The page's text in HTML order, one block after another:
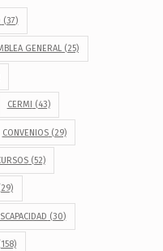
(37)
GENERAL(25)
CERMI (43)
CONVENIOS(29)
(52)
(30)